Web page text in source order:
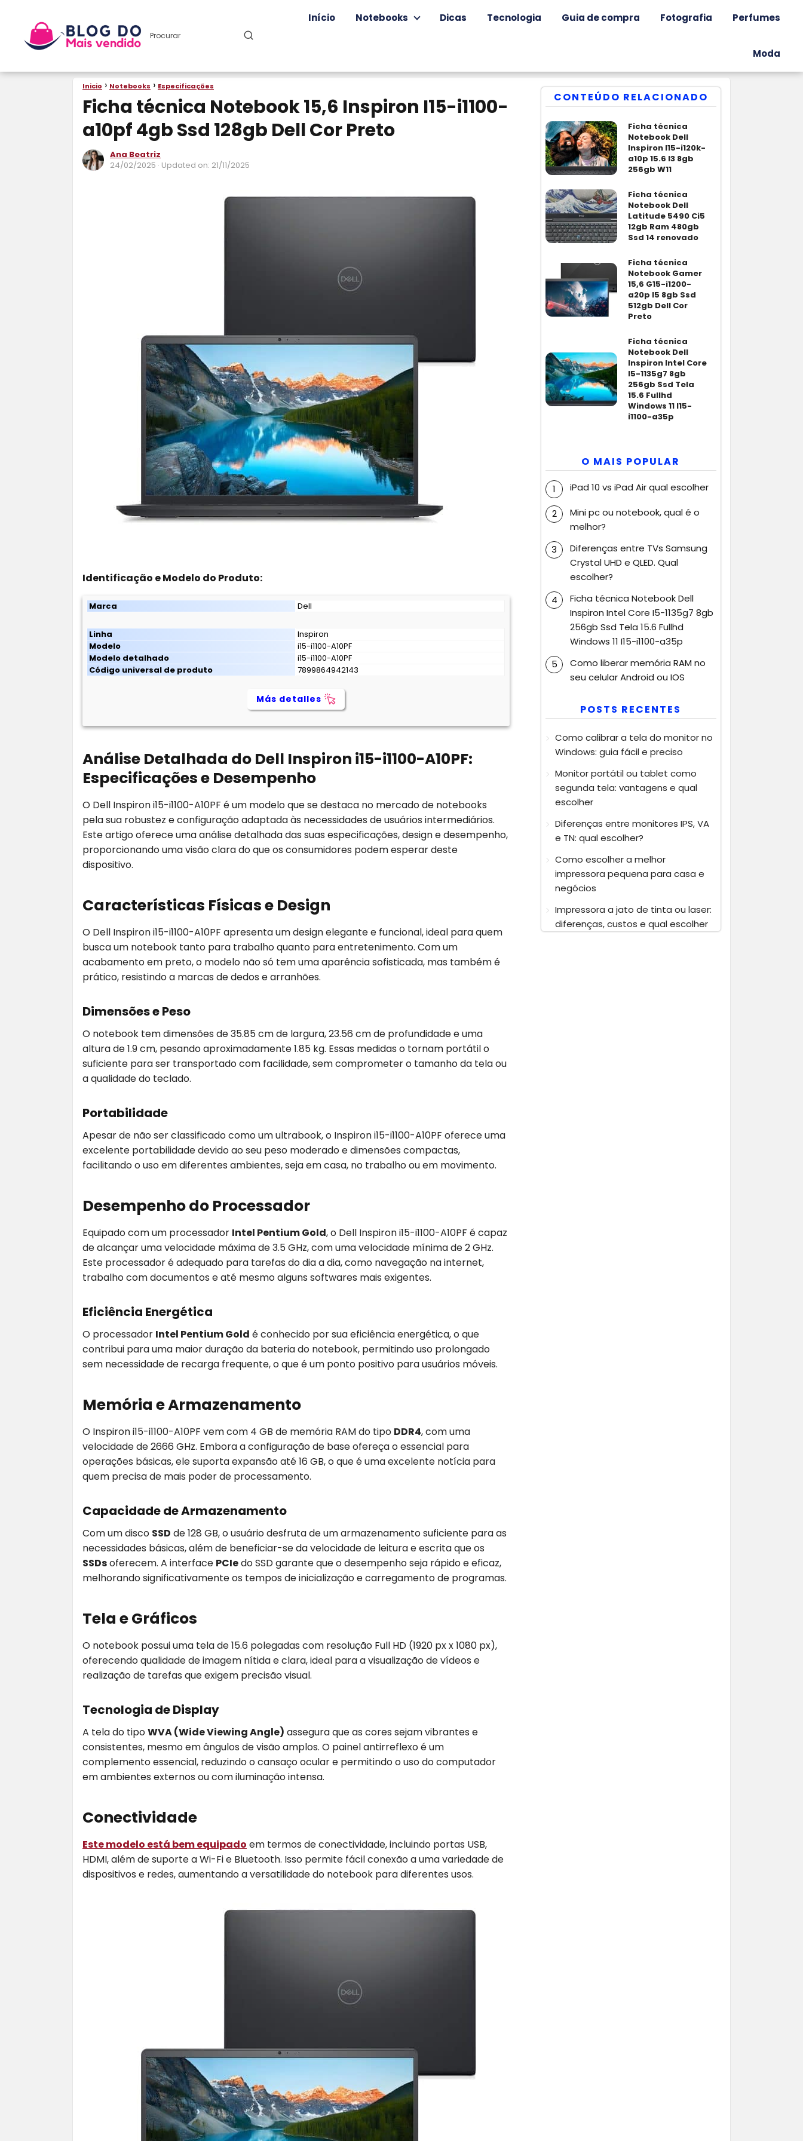
Início Notebooks Dicas Tecnologia Guia de compra Fotografia Perfumes
Moda
Inicio Notebooks Especificações
Ficha técnica Notebook 15,6 Inspiron I15-i1100-
a10pf 4gb Ssd 128gb Dell Cor Preto
Ana Beatriz
24/02/2025 · Updated on: 21/11/2025
Identificação e Modelo do Produto:
Marca Dell
Linha
Inspiron
Modelo
i15-i1100-A10PF
Modelo detalhado
i15-i1100-A10PF
Código universal de produto
7899864942143
Más detalles
Análise Detalhada do Dell Inspiron i15-i1100-A10PF:
Especificações e Desempenho
O Dell Inspiron i15-i1100-A10PF é um modelo que se destaca no mercado de notebooks
pela sua robustez e configuração adaptada às necessidades de usuários intermediários.
Este artigo oferece uma análise detalhada das suas especificações, design e desempenho,
proporcionando uma visão clara do que os consumidores podem esperar deste
dispositivo.
Características Físicas e Design
O Dell Inspiron i15-i1100-A10PF apresenta um design elegante e funcional, ideal para quem
busca um notebook tanto para trabalho quanto para entretenimento. Com um
acabamento em preto, o modelo não só tem uma aparência sofisticada, mas também é
prático, resistindo a marcas de dedos e arranhões.
Dimensões e Peso
O notebook tem dimensões de 35.85 cm de largura, 23.56 cm de profundidade e uma
altura de 1.9 cm, pesando aproximadamente 1.85 kg. Essas medidas o tornam portátil o
suficiente para ser transportado com facilidade, sem comprometer o tamanho da tela ou
a qualidade do teclado.
Portabilidade
Apesar de não ser classificado como um ultrabook, o Inspiron i15-i1100-A10PF oferece uma
excelente portabilidade devido ao seu peso moderado e dimensões compactas,
facilitando o uso em diferentes ambientes, seja em casa, no trabalho ou em movimento.
Desempenho do Processador
Equipado com um processador Intel Pentium Gold, o Dell Inspiron i15-i1100-A10PF é capaz
de alcançar uma velocidade máxima de 3.5 GHz, com uma velocidade mínima de 2 GHz.
Este processador é adequado para tarefas do dia a dia, como navegação na internet,
trabalho com documentos e até mesmo alguns softwares mais exigentes.
Eficiência Energética
O processador Intel Pentium Gold é conhecido por sua eficiência energética, o que
contribui para uma maior duração da bateria do notebook, permitindo uso prolongado
sem necessidade de recarga frequente, o que é um ponto positivo para usuários móveis.
Memória e Armazenamento
O Inspiron i15-i1100-A10PF vem com 4 GB de memória RAM do tipo DDR4, com uma
velocidade de 2666 GHz. Embora a configuração de base ofereça o essencial para
operações básicas, ele suporta expansão até 16 GB, o que é uma excelente notícia para
quem precisa de mais poder de processamento.
Capacidade de Armazenamento
Com um disco SSD de 128 GB, o usuário desfruta de um armazenamento suficiente para as
necessidades básicas, além de beneficiar-se da velocidade de leitura e escrita que os
SSDsoferecem. A interface PCIedo SSD garante que o desempenho seja rápido e eficaz,
melhorando significativamente os tempos de inicialização e carregamento de programas.
Tela e Gráficos
O notebook possui uma tela de 15.6 polegadas com resolução Full HD (1920 px x 1080 px),
oferecendo qualidade de imagem nítida e clara, ideal para a visualização de vídeos e
realização de tarefas que exigem precisão visual.
Tecnologia de Display
A tela do tipoWVA (Wide Viewing Angle) assegura que as cores sejam vibrantes e
consistentes, mesmo em ângulos de visão amplos. O painel antirreflexo é um
complemento essencial, reduzindo o cansaço ocular e permitindo o uso do computador
em ambientes externos ou com iluminação intensa.
Conectividade
Este modelo está bem equipado em termos de conectividade, incluindo portas USB,
HDMI, além de suporte a Wi-Fi e Bluetooth. Isso permite fácil conexão a uma variedade de
dispositivos e redes, aumentando a versatilidade do notebook para diferentes usos.
CONTEÚDO RELACIONADO
Ficha técnica
Notebook Dell
Inspiron I15-i120k-
a10p 15.6 I3 8gb
256gb W11
Ficha técnica
Notebook Dell
Latitude 5490 Ci5
12gb Ram 480gb
Ssd 14 renovado
Ficha técnica
Notebook Gamer
15,6 G15-i1200-
a20p I5 8gb Ssd
512gb Dell Cor
Preto
Ficha técnica
Notebook Dell
Inspiron Intel Core
I5-1135g7 8gb
256gb Ssd Tela
15.6 Fullhd
Windows 11 I15-
i1100-a35p
O MAIS POPULAR
iPad 10 vs iPad Air qual escolher
Mini pc ou notebook, qual é o
melhor?
Diferenças entre TVs Samsung
Crystal UHD e QLED. Qual
escolher?
Ficha técnica Notebook Dell
Inspiron Intel Core I5-1135g7 8gb
256gb Ssd Tela 15.6 Fullhd
Windows 11 I15-i1100-a35p
Como liberar memória RAM no
seu celular Android ou IOS
POSTS RECENTES
Como calibrar a tela do monitor no
Windows: guia fácil e preciso
Monitor portátil ou tablet como
segunda tela: vantagens e qual
escolher
Diferenças entre monitores IPS, VA
e TN: qual escolher?
Como escolher a melhor
impressora pequena para casa e
negócios
Impressora a jato de tinta ou laser:
diferenças, custos e qual escolher